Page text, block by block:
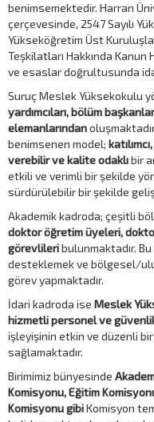
benimsemektedir. Harran
çerçevesinde, 2547 Sayılı
Yükseköğretim Üst
Teşkilatları Hakkında
ve esaslar doğrultusunda
Suruç Meslek Yüksekokulu
yardımcıları, bölüm
elemanlarından
benimsenen model;
verebilir ve kalite odaklıbir
etkili ve verimli bir şekilde
sürdürülebilir bir şekilde
Akademik kadroda; çeşitli
doktor öğretim üyeleri,
görevlileribulunmaktadır.
desteklemek ve bölgesel/
görev yapmaktadır.
İdari kadroda ise Meslek
hizmetli personel ve
işleyişinin etkin ve düzenli
sağlamaktadır.
Birimimiz bünyesinde
Komisyonu, Eğitim
Komisyonu gibiKomisyon